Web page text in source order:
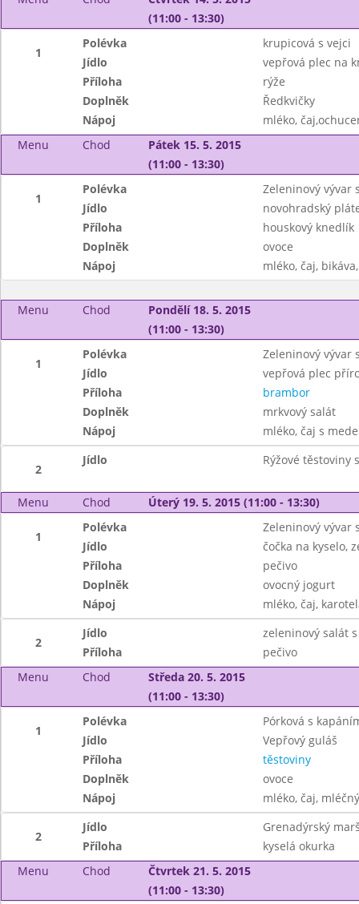
(11:00 - 13:30)
1
Polévka
krupicová s vejci
Jídlo
vepřová plec na
Příloha
rýže
Doplněk
Ředkvičky
Nápoj
mléko,
Menu
Chod
Pátek 15. 5. 2015
(11:00 - 13:30)
1
Polévka
Zeleninový vývar
Jídlo
novohradský
Příloha
houskový knedlík
Doplněk
ovoce
Nápoj
mléko, čaj,
Menu Chod
Pondělí 18. 5. 2015
(11:00 - 13:30)
1
Polévka
Zeleninový vývar
Jídlo
vepřová plec
Příloha
brambor
Doplněk
mrkvový salát
Nápoj
mléko, čaj s
2
Jídlo Rýžové těstoviny
Menu Chod Úterý 19. 5. 2015 (11:00 - 13:30)
1
Polévka
Zeleninový vývar
Jídlo
čočka na kyselo,
Příloha
pečivo
Doplněk
ovocný jogurt
Nápoj
mléko, čaj,
2
Jídlo
zeleninový salát
Příloha
pečivo
Menu
Chod
Středa 20. 5. 2015
(11:00 - 13:30)
1
Polévka
Pórková s
Jídlo
Vepřový guláš
Příloha
těstoviny
Doplněk
ovoce
Nápoj
mléko, čaj,
2
Jídlo
Grenadýrský
Příloha
kyselá okurka
Menu
Chod
Čtvrtek 21. 5. 2015
(11:00 - 13:30)